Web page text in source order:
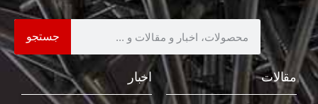
جستجو
مقالات اخبار